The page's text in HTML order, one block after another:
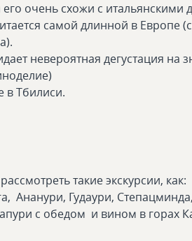
очень схожи с итальянскими
самой длинной в
невероятная дегустация на
в Тбилиси.
такие экскурсии, как:
Ананури, Гудаури,
с обедом и вином в горах